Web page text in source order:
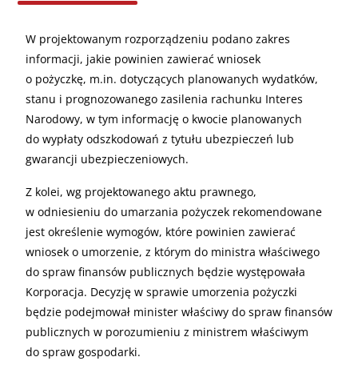
W projektowanym rozporządzeniu podano zakres
informacji, jakie powinien zawierać wniosek
o pożyczkę, m.in. dotyczących planowanych wydatków,
stanu i prognozowanego zasilenia rachunku Interes
Narodowy, w tym informację o kwocie planowanych
do wypłaty odszkodowań z tytułu ubezpieczeń lub
gwarancji ubezpieczeniowych.
Z kolei, wg projektowanego aktu prawnego,
w odniesieniu do umarzania pożyczek rekomendowane
jest określenie wymogów, które powinien zawierać
wniosek o umorzenie, z którym do ministra właściwego
do spraw finansów publicznych będzie występowała
Korporacja. Decyzję w sprawie umorzenia pożyczki
będzie podejmował minister właściwy do spraw finansów
publicznych w porozumieniu z ministrem właściwym
do spraw gospodarki.